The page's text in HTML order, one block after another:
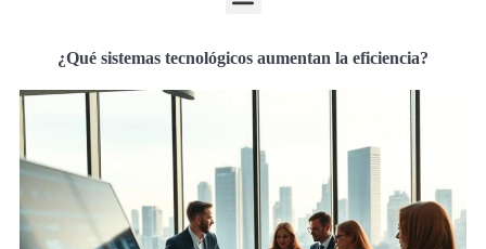
¿Qué sistemas tecnológicos aumentan la eficiencia?